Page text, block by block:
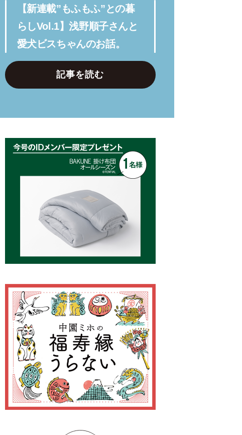
【新連載”もふもふ”との暮
らしVol.1】浅野順子さんと
愛犬ビスちゃんのお話。
記事を読む